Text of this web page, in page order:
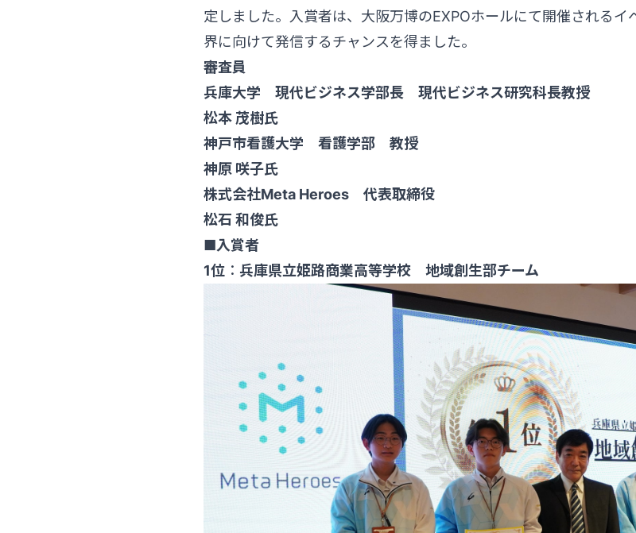
定しました。入賞者は、大阪万博のEXPOホールにて開催される
界に向けて発信するチャンスを得ました。
審査員
兵庫大学 現代ビジネス学部長 現代ビジネス研究科長教授
松本 茂樹氏
神戸市看護大学 看護学部 教授
神原 咲子氏
株式会社Meta Heroes 代表取締役
松石 和俊氏
■入賞者
1位 ： 兵庫県立姫路商業高等学校 地域創生部チーム